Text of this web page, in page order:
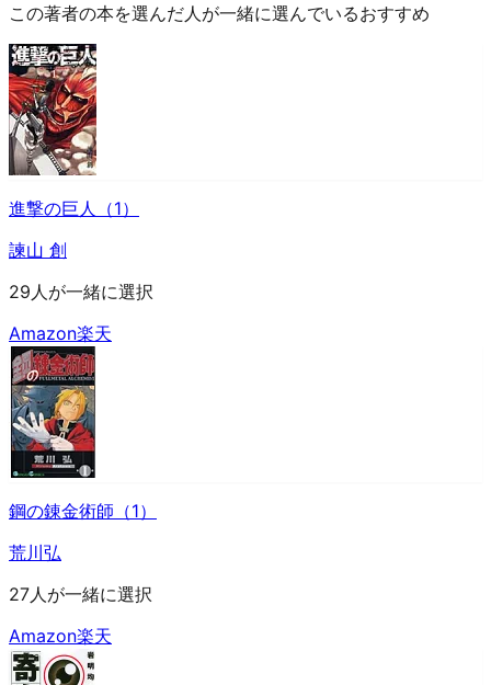
この著者の本を選んだ人が一緒に選んでいるおすすめ
進撃の巨人（1）
諫山 創
29人が一緒に選択
Amazon楽天
鋼の錬金術師（1）
荒川弘
27人が一緒に選択
Amazon楽天